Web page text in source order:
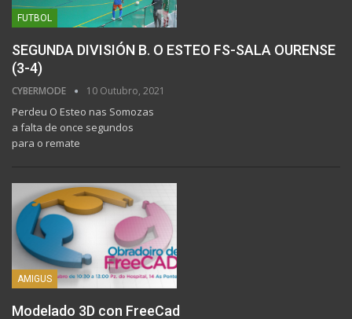
FUTBOL
SEGUNDA DIVISIÓN B. O ESTEO FS-SALA OURENSE
(3-4)
CYBERMODE 10 Outubro, 2021
Perdeu O Esteo nas Somozas
a falta de once segundos
para o remate
AMIGUS
Modelado 3D con FreeCad